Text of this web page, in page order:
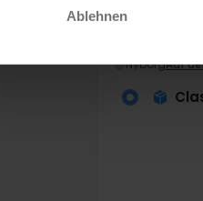
AblehnenNyborg
NyborgAuf